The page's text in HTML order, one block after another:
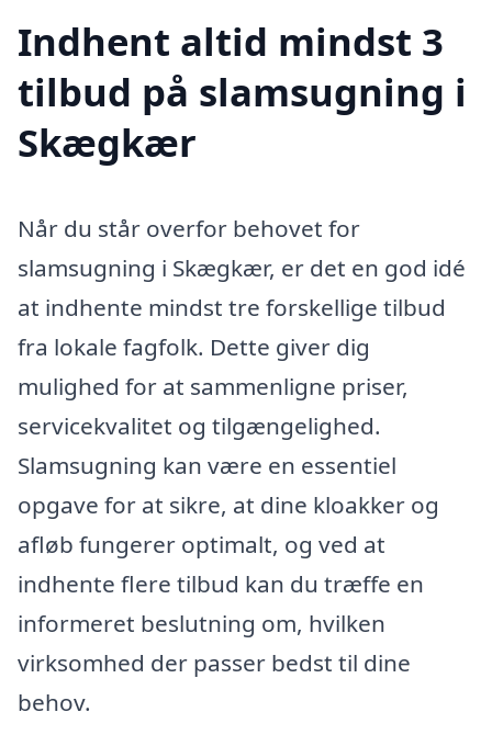
Indhent altid mindst 3
tilbud på slamsugning i
Skægkær
Når du står overfor behovet for
slamsugning i Skægkær, er det en god idé
at indhente mindst tre forskellige tilbud
fra lokale fagfolk. Dette giver dig
mulighed for at sammenligne priser,
servicekvalitet og tilgængelighed.
Slamsugning kan være en essentiel
opgave for at sikre, at dine kloakker og
afløb fungerer optimalt, og ved at
indhente flere tilbud kan du træffe en
informeret beslutning om, hvilken
virksomhed der passer bedst til dine
behov.